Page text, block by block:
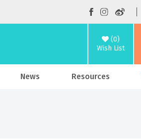
(0)
Wish List
News Resources